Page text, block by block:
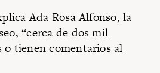
Ada Rosa Alfonso, la
“cerca de dos mil
o tienen comentarios al